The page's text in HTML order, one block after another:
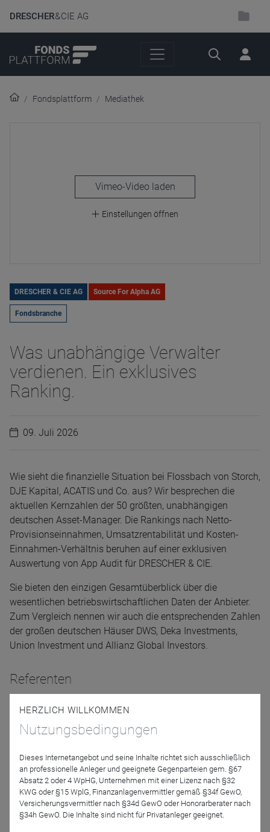
DRESCHER& CIE AG
Suche
Fondsplattform Mediathek
laden
Einstellungen öffnen
DRESCHER & CIE AG Source For Alpha AG
Fondsbranche
Was unabhängige Verwalter
verdienen. Ein exklusives
Ranking.
09. Juli 2026
Wie sieht die finanzielle Situation bei Flossbach von Storch,
DJE Kapital, ACATIS und Co. aus? Wir besprechen die
aktuellen Kernzahlen der 50 größten, unabhängigen
deutschen Asset-Manager. Die Rankings nach Netto-
Provisionseinnahmen, Umsatzrentabilität und Kosten-
Einnahmen-Verhältnis beruhen auf einer exklusiven
Auswertung von App Audit für DRESCHER & CIE.
Sie bieten den einzigen Gesamtüberblick über die
wesentlichen betriebswirtschaftlichen Daten der Anbieter.
Zum Vergleich nennen wir auch die entsprechenden Zahlen
der großen deutschen Häuser DWS, Deka Investments,
Union Investment und Allianz Global Investors.
Referenten
Jürgen App
App Audit GmbH
Dr. Utz Helmuth
PwC Strategy&
HERZLICH WILLKOMMEN
Nutzungsbedingungen
Dieses Internetangebot und seine Inhalte richtet sich ausschließlich
an professionelle Anleger und geeignete Gegenparteien gem. §67
Absatz 2 oder 4 WpHG, Unternehmen mit einer Lizenz nach §32
KWG oder §15 WplG, Finanzanlagenvermittler gemäß §34f GewO,
Versicherungsvermittler nach §34d GewO oder Honorarberater nach
§34h GewO. Die Inhalte sind nicht für Privatanleger geeignet.